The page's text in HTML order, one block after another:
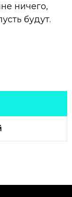
ничего,
будут.